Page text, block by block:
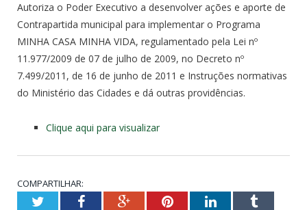
Autoriza o Poder Executivo a desenvolver ações e aporte de
Contrapartida municipal para implementar o Programa
MINHA CASA MINHA VIDA, regulamentado pela Lei nº
11.977/2009 de 07 de julho de 2009, no Decreto nº
7.499/2011, de 16 de junho de 2011 e Instruções normativas
do Ministério das Cidades e dá outras providências.
Clique aqui para visualizar
COMPARTILHAR:
TwitterFacebookGoogle+PinterestLinkedInTumblr